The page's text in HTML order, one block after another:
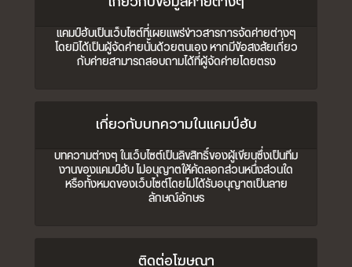
แคมป์ฮับเป็นเว็บไซต์ที่เผยแพร่ข่าวสารการจัดค่ายต่างๆ
โดยมิได้เป็นผู้จัดค่ายนั้นด้วยตนเอง หากมีข้อสงสัยเกี่ยว
กับค่ายสามารถสอบถามได้ที่ผู้จัดค่ายโดยตรง
เกี่ยวกับบทความในแคมป์ฮับ
บทความต่างๆ ในเว็บไซต์เป็นลิขสิทธิ์ของผู้เขียนซึ่งเป็นทีม
งานของแคมป์ฮับ ไม่อนุญาตให้คัดลอกส่วนหนึ่งส่วนใด
หรือทั้งหมดของเว็บไซต์โดยไม่ได้รับอนุญาตเป็นลาย
ลักษณ์อักษร
ติดต่อโฆษณา